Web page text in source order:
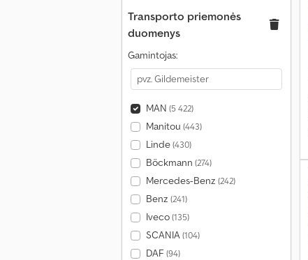
Transporto priemonės
duomenys
Gamintojas:
MAN (5 422)
Manitou (443)
Linde(430)
Böckmann (274)
Mercedes-Benz (242)
Benz (241)
Iveco(135)
SCANIA(104)
DAF (94)